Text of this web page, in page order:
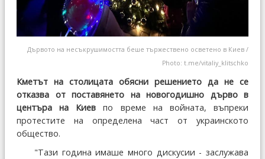
Дървото на несъкрушимостта беше тържествено осветено в Киев /
Photo: t.me/vitaliy_klitschko
Кметът на столицата обясни решението да не се
отказва от поставянето на новогодишно дърво в
центъра на Киев по време на войната, въпреки
протестите на определена част от украинското
общество.
"Тази година имаше много дискусии - заслужава